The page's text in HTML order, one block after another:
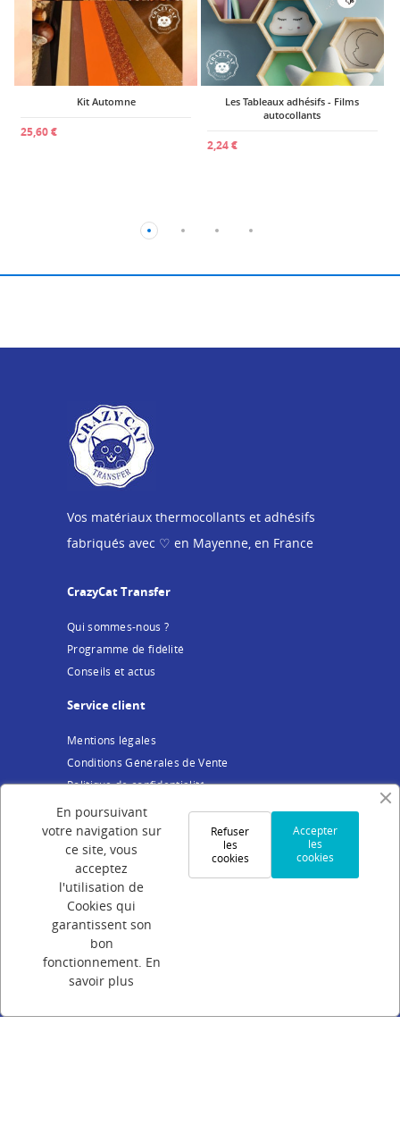
Kit Automne
25,60 €
Les Tableaux adhésifs - Films
autocollants
2,24 €
Vos matériaux thermocollants et adhésifs
fabriqués avec ♡ en Mayenne, en France
CrazyCat Transfer
Qui sommes-nous ?
Programme de fidélité
Conseils et actus
Service client
Mentions légales
Conditions Générales de Vente
Politique de confidentialité
Cookies
Votre compte
Connexion
Création de compte
Suivi de commande
Programme de parrainage
FAQ
En poursuivant
votre navigation sur
ce site, vous
acceptez
l'utilisation de
Cookies qui
garantissent son
bon
fonctionnement. En
savoir plus
Accepter
les
cookies
Refuser
les
cookies